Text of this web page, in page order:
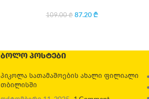
109.00₾ 87.20₾
ᲑᲝᲚᲝ ᲞᲝᲡᲢᲔᲑᲘ
პიკოლა სათამაშოების ახალი ფილიალი
თბილისში